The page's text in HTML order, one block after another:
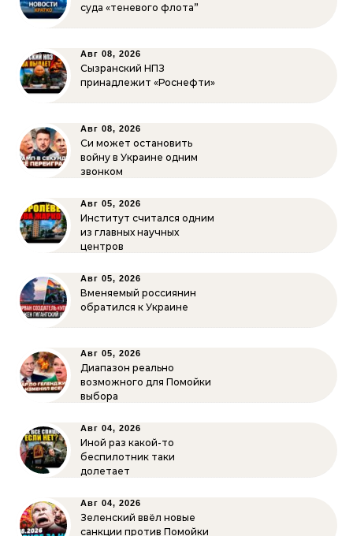
суда «теневого флота”
Авг 08, 2026
Сызранский НПЗ
принадлежит «Роснефти»
Авг 08, 2026
Си может остановить
войну в Украине одним
звонком
Авг 05, 2026
Институт считался одним
из главных научных
центров
Авг 05, 2026
Вменяемый россиянин
обратился к Украине
Авг 05, 2026
Диапазон реально
возможного для Помойки
выбора
Авг 04, 2026
Иной раз какой-то
беспилотник таки
долетает
Авг 04, 2026
Зеленский ввёл новые
санкции против Помойки